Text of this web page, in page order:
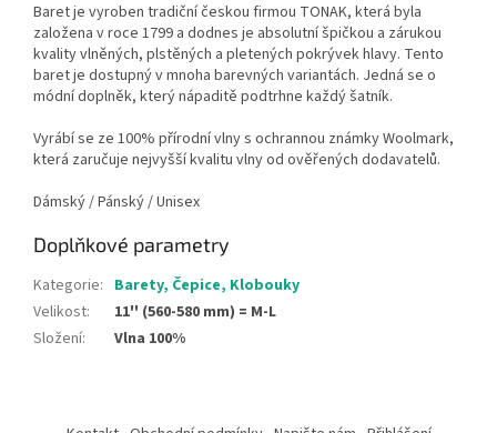
Baret je vyroben tradiční českou firmou TONAK, která byla
založena v roce 1799 a dodnes je absolutní špičkou a zárukou
kvality vlněných, plstěných a pletených pokrývek hlavy. Tento
baret je dostupný v mnoha barevných variantách. Jedná se o
módní doplněk, který nápaditě podtrhne každý šatník.
Vyrábí se ze 100% přírodní vlny s ochrannou známky Woolmark,
která zaručuje nejvyšší kvalitu vlny od ověřených dodavatelů.
Dámský / Pánský / Unisex
Doplňkové parametry
Kategorie: Barety, Čepice, Klobouky
Velikost:
11'' (560-580 mm) = M-L
Složení: Vlna 100%